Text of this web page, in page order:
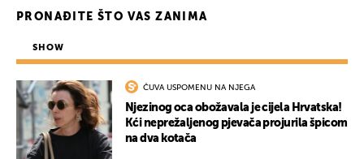
PRONAĐITE ŠTO VAS ZANIMA
SHOW
ČUVA USPOMENU NA NJEGA
Njezinog oca obožavala je cijela Hrvatska!
Kći neprežaljenog pjevača projurila špicom
na dva kotača
UKLJUČITE NOTIFIKACIJE